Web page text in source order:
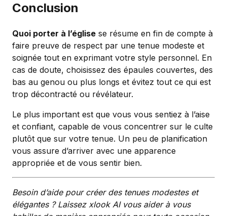
Conclusion
Quoi porter à l’église se résume en fin de compte à
faire preuve de respect par une tenue modeste et
soignée tout en exprimant votre style personnel. En
cas de doute, choisissez des épaules couvertes, des
bas au genou ou plus longs et évitez tout ce qui est
trop décontracté ou révélateur.
Le plus important est que vous vous sentiez à l’aise
et confiant, capable de vous concentrer sur le culte
plutôt que sur votre tenue. Un peu de planification
vous assure d’arriver avec une apparence
appropriée et de vous sentir bien.
Besoin d’aide pour créer des tenues modestes et
élégantes ? Laissez xlook AI vous aider à vous